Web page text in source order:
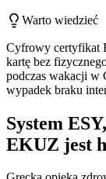
Warto wiedzieć
Cyfrowy certyfikat
kartę bez
podczas wakacji w
wypadek braku
System
EKUZ jest